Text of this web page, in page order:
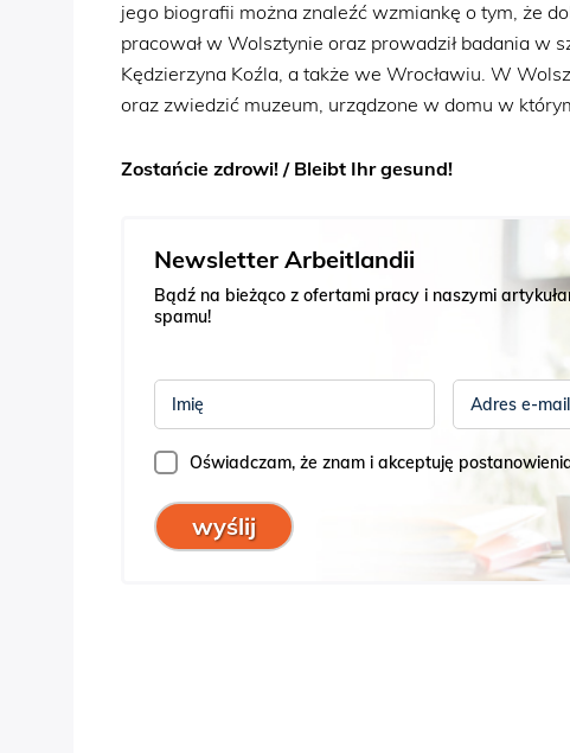
jego biografii można znaleźć wzmiankę o tym, że
pracował w Wolsztynie oraz prowadził badania w
Kędzierzyna Koźla, a także we Wrocławiu. W
oraz zwiedzić muzeum, urządzone w domu w
Zostańcie zdrowi! / Bleibt Ihr gesund!
Newsletter Arbeitlandii
Bądź na bieżąco z ofertami pracy i naszymi
spamu!
Imię Adres e-mail
Oświadczam, że znam i akceptuję